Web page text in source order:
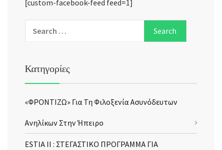
[custom-facebook-feed feed=1]
Κατηγορίες
«ΦΡΟΝΤΙΖΩ» Για Τη Φιλοξενία Ασυνόδευτων
Ανηλίκων Στην Ήπειρο
ESTIA II : ΣΤΕΓΑΣΤΙΚΟ ΠΡΟΓΡΑΜΜΑ ΓΙΑ